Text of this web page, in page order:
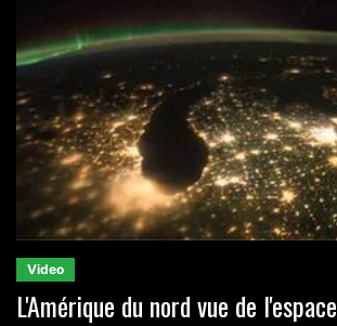
Video
L'Amérique du nord vue de l'espace